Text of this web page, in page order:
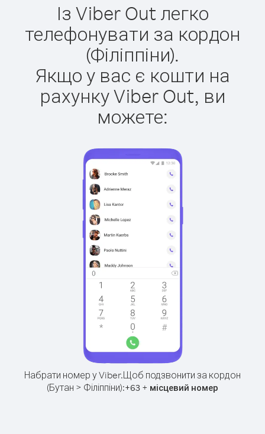
Із Viber Out легко
телефонувати за кордон
(Філіппіни).
Якщо у вас є кошти на
рахунку Viber Out, ви
можете:
Набрати номер у Viber.Щоб подзвонити за кордон
(Бутан > Філіппіни):+63 + місцевий номер